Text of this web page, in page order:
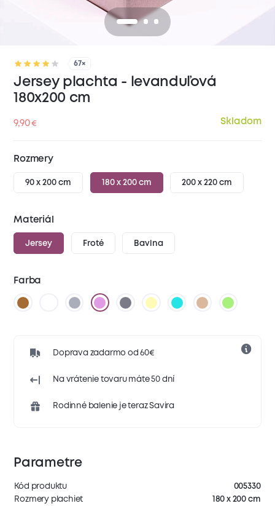
67×
Jersey plachta - levanduľová
180x200 cm
9,90€ Skladom
Rozmery
90 x 200 cm 180 x 200 cm 200 x 220 cm
Materiál
Jersey Froté Bavlna
Farba
Doprava zadarmo od 60€
Na vrátenie tovaru máte 50 dní
Rodinné balenie je teraz Savira
Parametre
Kód produktu
005330
Rozmery plachiet
180 x 200 cm